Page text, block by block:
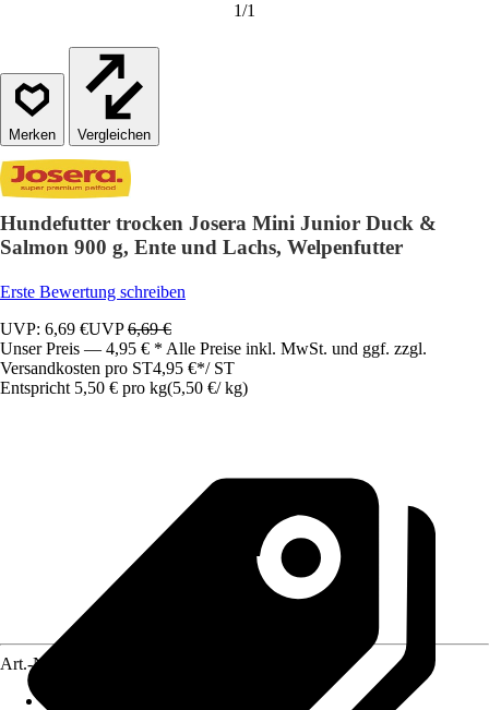
1/1
Vergleichen
Hundefutter trocken Josera Mini Junior Duck &
Salmon 900 g, Ente und Lachs, Welpenfutter
Erste Bewertung schreiben
UVP: 6,69 €UVP6,69 €
Unser Preis — 4,95 € * Alle Preise inkl. MwSt. und ggf. zzgl.
Versandkosten pro ST4,95 €*/ ST
Entspricht 5,50 € pro kg(5,50 €/ kg)
Art.-Nr.